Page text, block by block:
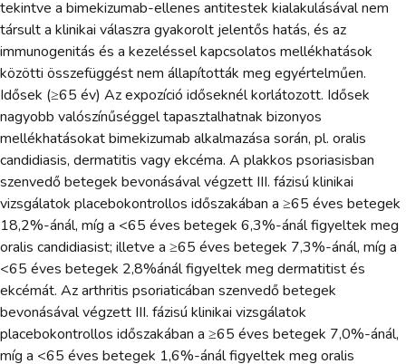
tekintve a bimekizumab-ellenes antitestek kialakulásával nem
társult a klinikai válaszra gyakorolt jelentős hatás, és az
immunogenitás és a kezeléssel kapcsolatos mellékhatások
közötti összefüggést nem állapították meg egyértelműen.
Idősek (≥65 év) Az expozíció időseknél korlátozott. Idősek
nagyobb valószínűséggel tapasztalhatnak bizonyos
mellékhatásokat bimekizumab alkalmazása során, pl. oralis
candidiasis, dermatitis vagy ekcéma. A plakkos psoriasisban
szenvedő betegek bevonásával végzett III. fázisú klinikai
vizsgálatok placebokontrollos időszakában a ≥65 éves betegek
18,2%-ánál, míg a <65 éves betegek 6,3%-ánál figyeltek meg
oralis candidiasist; illetve a ≥65 éves betegek 7,3%-ánál, míg a
<65 éves betegek 2,8%ánál figyeltek meg dermatitist és
ekcémát. Az arthritis psoriaticában szenvedő betegek
bevonásával végzett III. fázisú klinikai vizsgálatok
placebokontrollos időszakában a ≥65 éves betegek 7,0%-ánál,
míg a <65 éves betegek 1,6%-ánál figyeltek meg oralis